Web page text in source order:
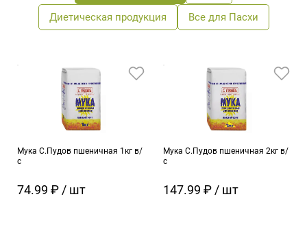
Диетическая продукция Все для Пасхи
Мука С.Пудов пшеничная 1кг в/
с
74.99 ₽ / шт
Мука С.Пудов пшеничная 2кг в/
с
147.99 ₽ / шт